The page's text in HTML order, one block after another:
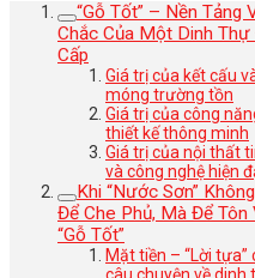
“Gỗ Tốt” – Nền Tảng
Chắc Của Một Dinh Thự
Cấp
Giá trị của kết cấu
móng trường tồn
Giá trị của công
thiết kế thông minh
Giá trị của nội thất
và công nghệ hiện
Khi “Nước Sơn”
Để Che Phủ, Mà Để Tôn
“Gỗ Tốt”
Mặt tiền – “Lời tựa”